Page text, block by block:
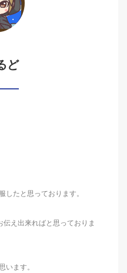
ど
したと思っております。
伝え出来ればと思っておりま
います。